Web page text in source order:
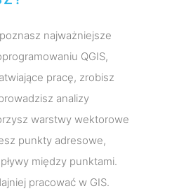
najważniejsze
QGIS,
pracę, zrobisz
analizy
warstwy wektorowe
punkty adresowe,
między punktami.
pracować w GIS.